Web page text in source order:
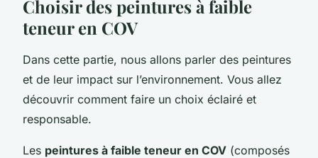
Choisir des peintures à faible
teneur en COV
Dans cette partie, nous allons parler des peintures
et de leur impact sur l’environnement. Vous allez
découvrir comment faire un choix éclairé et
responsable.
Les peintures à faible teneur en COV (composés